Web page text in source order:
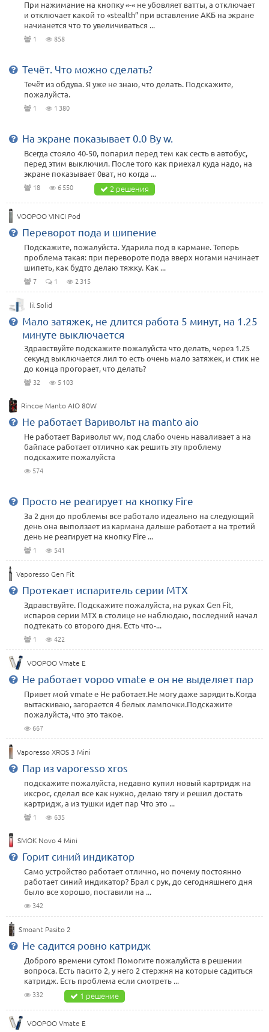
При нажимание на кнопку «-« не убовляет ватты, а отключает
и отключает какой то «stealth” при вставление АКБ на экране
начианется что то увеличиваться ...
1 858
Течёт. Что можно сделать?
Течёт из обдува. Я уже не знаю, что делать. Подскажите,
пожалуйста.
1 1 380
На экране показывает 0.0 Ву w.
Всегда стояло 40-50, попарил перед тем как сесть в автобус,
перед этим выключил. После того как приехал куда надо, на
экране показывает 0ват, но когда ...
18 6 550 2 решения
VOOPOO VINCI Pod
Переворот пода и шипение
Подскажите, пожалуйста. Ударила под в кармане. Теперь
проблема такая: при перевороте пода вверх ногами начинает
шипеть, как будто делаю тяжку. Как ...
7 1 2 315
lil Solid
Мало затяжек, не длится работа 5 минут, на 1.25
минуте выключается
Здравствуйте подскажите пожалуйста что делать, через 1.25
секунд выключается лил то есть очень мало затяжек, и стик не
до конца прогорает, что делать?
32 5 103
Rincoe Manto AIO 80W
Не работает Варивольт на manto aio
Не работает Варивольт wv, под слабо очень наваливает а на
байпасе работает отлично как решить эту проблему
подскажите пожалуйста
574
Просто не реагирует на кнопку Fire
За 2 дня до проблемы все работало идеально на следующий
день она выползает из кармана дальше работает а на третий
день не реагирует на кнопку Fire ...
1 541
Vaporesso Gen Fit
Протекает испаритель серии MTX
Здравствуйте. Подскажите пожалуйста, на руках Gen Fit,
испаров серии MTX в столице не наблюдаю, последний начал
подтекать со второго дня. Есть что-...
1 422
VOOPOO Vmate E
Не работает vopoo vmate e он не выделяет пар
Привет мой vmate e Не работает.Не могу даже зарядить.Когда
вытаскиваю, загорается 4 белых лампочки.Подскажите
пожалуйста, что это такое.
667
Vaporesso XROS 3 Mini
Пар из vaporesso xros
подскажите пожалуйста, недавно купил новый картридж на
иксрос, сделал все как нужно, делаю тягу и решил достать
картридж, а из тушки идет пар Что это ...
1 635
SMOK Novo 4 Mini
Горит синий индикатор
Само устройство работает отлично, но почему постоянно
работает синий индикатор? Брал с рук, до сегодняшнего дня
было все хорошо, поставили на ...
342
Smoant Pasito 2
Не садится ровно катридж
Доброго времени суток! Помогите пожалуйста в решении
вопроса. Есть пасито 2, у него 2 стержня на которые садиться
катридж. Есть проблема если смотреть ...
332 1 решение
VOOPOO Vmate E